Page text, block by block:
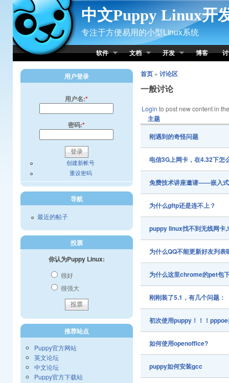
Skip to Content
中文Puppy Linux开
专注于方便易用的小型Linux系统
软件 文档 开发 博客
首页» 讨论区
一般讨论
Login to post new content in
主题
刚遇到的奇怪问题
电信3G上网卡，在4.32下怎
免费技术讲座邀请——嵌入
为什么gftp还是连不上？
puppy linux找不到无线网卡,
为什么QQ不能更新好友列表
为什么这里chrome的pet包
刚刚装了5.1，有几个问题：
初次使用puppy！！！
如何使用openoffice?
puppy如何安装gcc
用户登录
用户名:*
密码:*
创建新帐号
重设密码
导航
最近的帖子
投票
你认为Puppy Linux:
很好
很强大
推荐站点
Puppy官方网站
英文论坛
中文论坛
Puppy官方下载站